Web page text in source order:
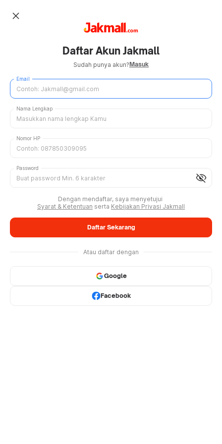
close
Daftar Akun Jakmall
Sudah punya akun?Masuk
Email
Nama Lengkap
Nomor HP
visibility_off
Password
Dengan mendaftar, saya menyetujui
Syarat & Ketentuan serta Kebijakan Privasi Jakmall
Daftar Sekarang
Atau daftar dengan
Google
Facebook